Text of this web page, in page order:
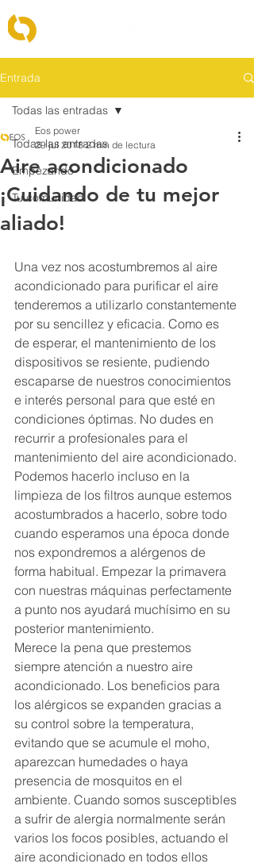
Entrada
Todas las entradas
Empezando
Tu comunidad
Todas las entradas
Aire acondicionado
¡Cuidando de tu mejor
aliado!
Eos power
29 jul 2018 2 min de lectura
Una vez nos acostumbremos al aire
acondicionado para purificar el aire
tenderemos a utilizarlo constantemente
por su sencillez y eficacia. Como es
de esperar, el mantenimiento de los
dispositivos se resiente, pudiendo
escaparse de nuestros conocimientos
e interés personal para que esté en
condiciones óptimas. No dudes en
recurrir a profesionales para el
mantenimiento del aire acondicionado.
Podemos hacerlo incluso en la
limpieza de los filtros aunque estemos
acostumbrados a hacerlo, sobre todo
cuando esperamos una época donde
nos expondremos a alérgenos de
forma habitual. Empezar la primavera
con nuestras máquinas perfectamente
a punto nos ayudará muchísimo en su
posterior mantenimiento.
Merece la pena que prestemos
siempre atención a nuestro aire
acondicionado. Los beneficios para
los alérgicos se expanden gracias a
su control sobre la temperatura,
evitando que se acumule el moho,
aparezcan humedades o haya
presencia de mosquitos en el
ambiente. Cuando somos susceptibles
a sufrir de alergia normalmente serán
varios los focos posibles, actuando el
aire acondicionado en todos ellos